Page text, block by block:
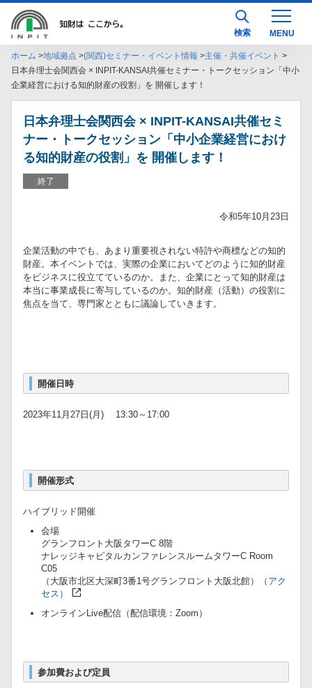
検索
ホーム 地域拠点 (関西)セミナー・イベント情報
主催・共催イベント
日本弁理士会関西会 × INPIT-KANSAI共催セミナー・トークセッション「中小
企業経営における知的財産の役割」を 開催します！
日本弁理士会関西会 × INPIT-KANSAI共催セミ
ナー・トークセッション「中小企業経営におけ
る知的財産の役割」を 開催します！
終了
令和5年10月23日
企業活動の中でも、あまり重要視されない特許や商標などの知的
財産。本イベントでは、実際の企業においてどのように知的財産
をビジネスに役立てているのか。また、企業にとって知的財産は
本当に事業成長に寄与しているのか。知的財産（活動）の役割に
焦点を当て、専門家とともに議論していきます。
開催日時
2023年11月27日(月) 13:30～17:00
開催形式
ハイブリッド開催
会場
グランフロント大阪タワーC 8階
ナレッジキャピタルカンファレンスルームタワーC Room
C05
（大阪市北区大深町3番1号グランフロント大阪北館）
（アク
セス）
オンラインLive配信（配信環境：Zoom）
参加費および定員